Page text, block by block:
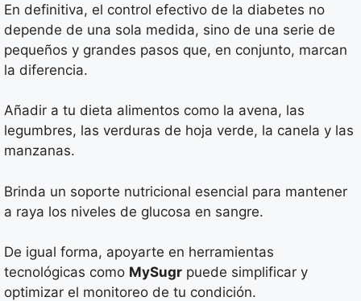
En definitiva, el control efectivo de la diabetes no
depende de una sola medida, sino de una serie de
pequeños y grandes pasos que, en conjunto, marcan
la diferencia.
Añadir a tu dieta alimentos como la avena, las
legumbres, las verduras de hoja verde, la canela y las
manzanas.
Brinda un soporte nutricional esencial para mantener
a raya los niveles de glucosa en sangre.
De igual forma, apoyarte en herramientas
tecnológicas como MySugr puede simplificar y
optimizar el monitoreo de tu condición.